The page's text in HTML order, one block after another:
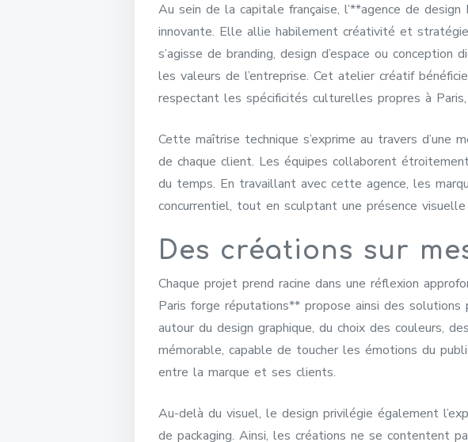
Au sein de la capitale française, l’**agence de
innovante. Elle allie habilement créativité et
s’agisse de branding, design d’espace ou
les valeurs de l’entreprise. Cet atelier créatif
respectant les spécificités culturelles propres à
Cette maîtrise technique s’exprime au travers d’une
de chaque client. Les équipes collaborent
du temps. En travaillant avec cette agence, les
concurrentiel, tout en sculptant une présence
Des créations sur
Chaque projet prend racine dans une réflexion
Paris forge réputations** propose ainsi des solutions
autour du design graphique, du choix des couleurs,
mémorable, capable de toucher les émotions du
entre la marque et ses clients.
Au-delà du visuel, le design privilégie également
de packaging. Ainsi, les créations ne se contentent